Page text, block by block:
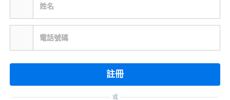
姓名
電話號碼
註冊
或